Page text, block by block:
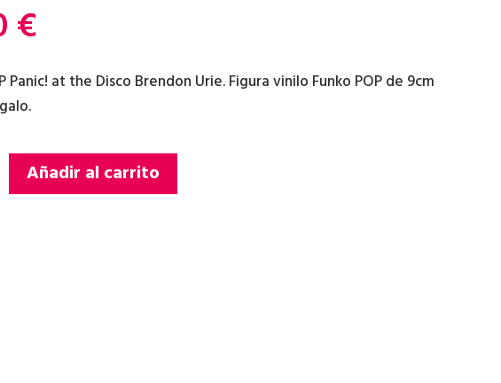
€
Panic! at the Disco Brendon Urie. Figura vinilo Funko POP de 9cm
Añadir al carrito